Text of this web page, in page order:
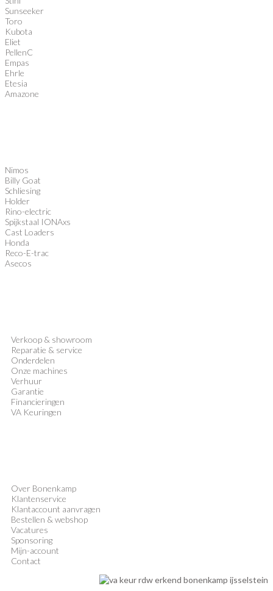
Sunseeker
Toro
Kubota
Eliet
PellenC
Empas
Ehrle
Etesia
Amazone
Nimos
Billy Goat
Schliesing
Holder
Rino-electric
Spijkstaal IONAxs
Cast Loaders
Honda
Reco-E-trac
Asecos
Verkoop & showroom
Reparatie & service
Onderdelen
Onze machines
Verhuur
Garantie
Financieringen
VA Keuringen
Over Bonenkamp
Klantenservice
Klantaccount aanvragen
Bestellen & webshop
Vacatures
Sponsoring
Mijn-account
Contact